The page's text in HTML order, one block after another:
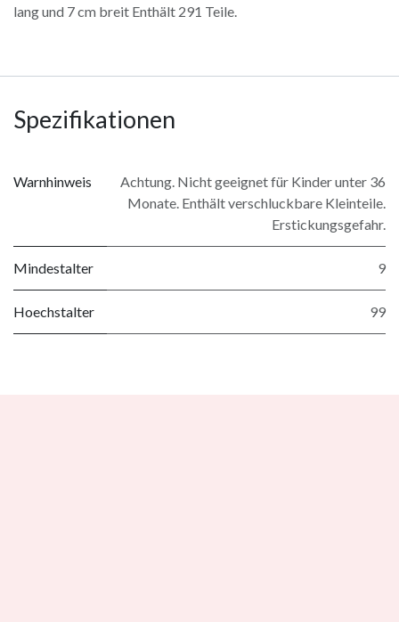
lang und 7 cm breit Enthält 291 Teile.
Spezifikationen
Warnhinweis
Achtung. Nicht geeignet für Kinder unter 36
Monate. Enthält verschluckbare Kleinteile.
Erstickungsgefahr.
Mindestalter 9
Hoechstalter 99